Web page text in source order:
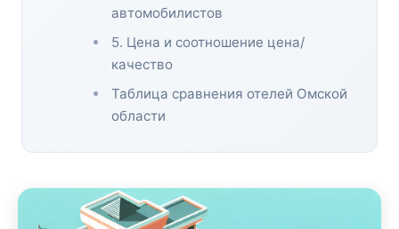
автомобилистов
5. Цена и соотношение цена/
качество
Таблица сравнения отелей Омской
области